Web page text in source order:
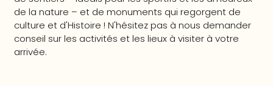
de la nature – et de monuments qui regorgent de
culture et d'Histoire ! N'hésitez pas à nous demander
conseil sur les activités et les lieux à visiter à votre
arrivée.